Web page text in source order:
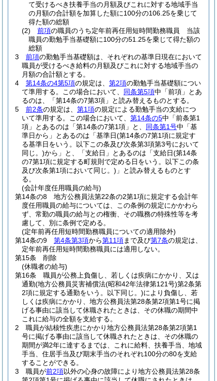
て受けるべき扶養手当の月額及びこれに対する地域手当
の月額の合計額を加算した額に100分の106.25を乗じて
得た額の総額
(2)
前項の職員のうち定年前再任用短時間勤務職員 当該
職員の勤勉手当基礎額に100分の51.25を乗じて得た額の
総額
3
前項の勤勉手当基礎額は、それぞれの基準日現在において
職員が受けるべき給料の月額及びこれに対する地域手当の
月額の合計額とする。
4
第14条の4第5項の規定は、 第2項の勤勉手当基礎額につい
て準用する。
この場合において、 同条第5項中「前項」とあ
るのは、「第14条の7第3項」と読み替えるものとする。
5
前2条の規定は、 第1項の規定による勤勉手当の支給につ
いて準用する。
この場合において、 第14条の5中「前条第1
項」とあるのは「第14条の7第1項」と、 同条第1号中「基
準日から」とあるのは「基準日(第14条の7第1項に規定す
る基準日をいう。以下この条及び次条第3項第3号において
同じ。)から」と、「支給日」とあるのは「支給日(第14条
の7第1項に規定する町規則で定める日をいう。以下この条
及び次条第1項において同じ。) 」と読み替えるものとす
る。
(会計年度任用職員の給与)
第14条の8
地方公務員法第22条の2第1項に規定する会計年
度任用職員の給与については、この条例の規定にかかわら
ず、常勤の職員の給与との権衡、その職務の特殊性等を考
慮して、別に条例で定める。
(定年前再任用短時間勤務職員についての適用除外)
第14条の9
第4条第3項から第11項まで及び第7条の規定は、
定年前再任用短時間勤務職員には適用しない。
第15条
削除
(休職者の給与)
第16条
職員が公務上負傷し、若しくは疾病にかかり、又は
通勤(地方公務員災害補償法(昭和42年法律第121号)第2条第
2項に規定する通勤をいう。以下同じ。)により負傷し、若
しくは疾病にかかり、地方公務員法第28条第2項第1号に掲
げる事由に該当して休職されたときは、その休職の期間中
これに給与の全額を支給する。
2
職員が結核性疾患にかかり地方公務員法第28条第2項第1
号に掲げる事由に該当して休職されたときは、その休職の
期間が満2年に達するまでは、これに給料、扶養手当、地域
手当、住居手当及び期末手当のそれぞれ100分の80を支給
することができる。
3
職員が前2項以外の心身の故障により地方公務員法第28条